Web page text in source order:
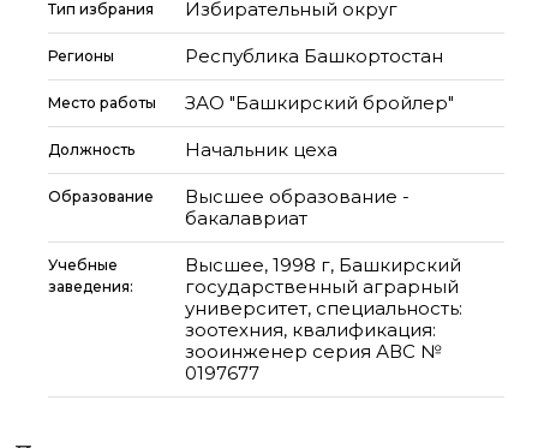
Тип избрания Избирательный округ
Регионы Республика Башкортостан
Место работы ЗАО "Башкирский бройлер"
Должность Начальник цеха
Образование
Высшее образование -
бакалавриат
Учебные
заведения:
Высшее, 1998 г, Башкирский
государственный аграрный
университет, специальность:
зоотехния, квалификация:
зооинженер серия АВС №
0197677